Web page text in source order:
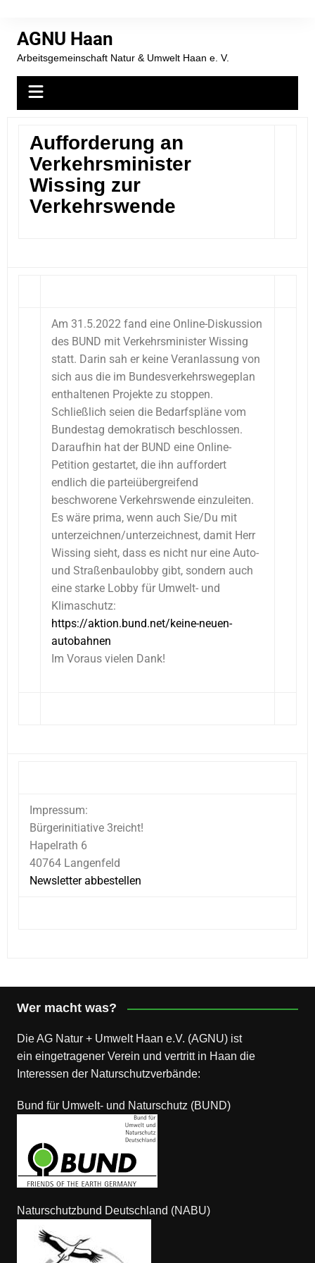
AGNU Haan
Arbeitsgemeinschaft Natur & Umwelt Haan e. V.
Aufforderung an
Verkehrsminister
Wissing zur
Verkehrswende
Am 31.5.2022 fand eine Online-Diskussion
des BUND mit Verkehrsminister Wissing
statt. Darin sah er keine Veranlassung von
sich aus die im Bundesverkehrswegeplan
enthaltenen Projekte zu stoppen.
Schließlich seien die Bedarfspläne vom
Bundestag demokratisch beschlossen.
Daraufhin hat der BUND eine Online-
Petition gestartet, die ihn auffordert
endlich die parteiübergreifend
beschworene Verkehrswende einzuleiten.
Es wäre prima, wenn auch Sie/Du mit
unterzeichnen/unterzeichnest, damit Herr
Wissing sieht, dass es nicht nur eine Auto-
und Straßenbaulobby gibt, sondern auch
eine starke Lobby für Umwelt- und
Klimaschutz:
https://aktion.bund.net/keine-neuen-
autobahnen
Im Voraus vielen Dank!
Impressum:
Bürgerinitiative 3reicht!
Hapelrath 6
40764 Langenfeld
Newsletter abbestellen
Wer macht was?
Die AG Natur + Umwelt Haan e.V. (AGNU) ist
ein eingetragener Verein und vertritt in Haan die
Interessen der Naturschutzverbände:
Bund für Umwelt- und Naturschutz (BUND)
Naturschutzbund Deutschland (NABU)